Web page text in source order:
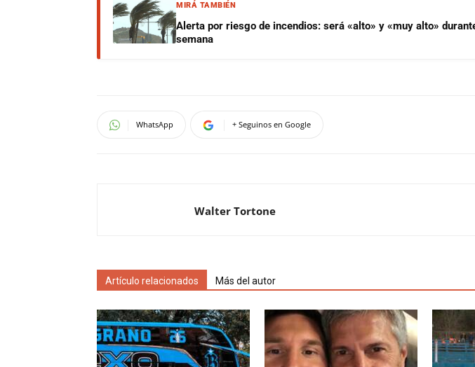
MIRÁ TAMBIÉN
Alerta por riesgo de incendios: será «alto» y «muy alto»
semana
WhatsApp + Seguinos en Google
Walter Tortone
Artículo relacionados Más del autor